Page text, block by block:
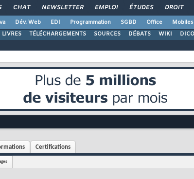
CHAT NEWSLETTER EMPLOI ÉTUDES DROIT
Dév. Web EDI Programmation SGBD Office Mobiles
LIVRES TÉLÉCHARGEMENTS SOURCES DÉBATS WIKI DICO
Certifications